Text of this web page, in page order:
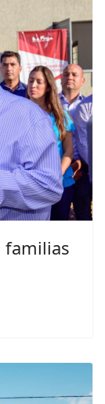
familias